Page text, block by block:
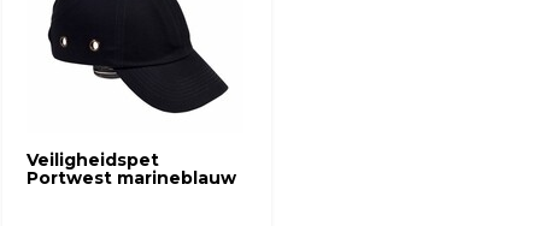
Veiligheidspet
Portwest marineblauw